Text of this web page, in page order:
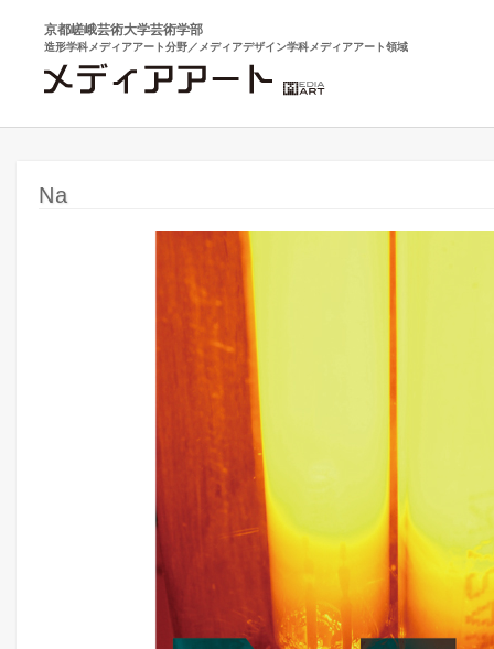
京都嵯峨芸術大学芸術学部
造形学科メディアアート分野／メディアデザイン学科メディアアート領域
Na